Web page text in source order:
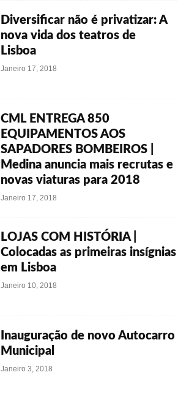
Diversificar não é privatizar: A
nova vida dos teatros de
Lisboa
Janeiro 17, 2018
CML ENTREGA 850
EQUIPAMENTOS AOS
SAPADORES BOMBEIROS |
Medina anuncia mais recrutas e
novas viaturas para 2018
Janeiro 17, 2018
LOJAS COM HISTÓRIA |
Colocadas as primeiras insígnias
em Lisboa
Janeiro 10, 2018
Inauguração de novo Autocarro
Municipal
Janeiro 3, 2018